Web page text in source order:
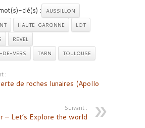
clé(s) :
AUSSILLON
HAUTE-GARONNE
LOT
REVEL
DE-VERS
TARN TOULOUSE
:
de roches lunaires (Apollo
Suivant :
– Let’s Explore the world